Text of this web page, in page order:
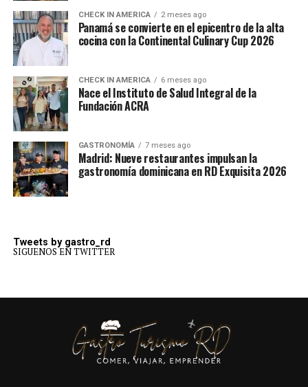
CHECK IN AMERICA 2 meses ago
Panamá se convierte en el epicentro de la alta
cocina con la Continental Culinary Cup 2026
CHECK IN AMERICA 6 meses ago
Nace el Instituto de Salud Integral de la
Fundación ACRA
GASTRONOMÍA 7 meses ago
Madrid: Nueve restaurantes impulsan la
gastronomía dominicana en RD Exquisita 2026
Tweets by gastro_rd
SIGUENOS EN TWITTER